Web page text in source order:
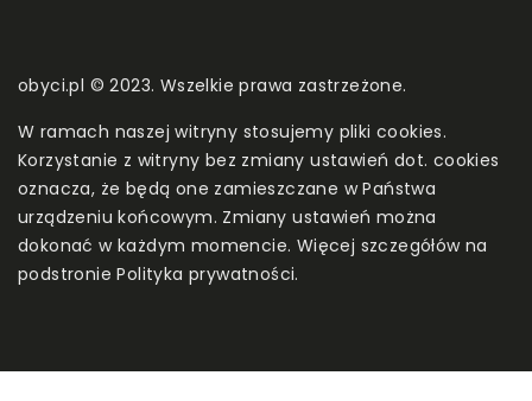
obyci.pl © 2023. Wszelkie prawa zastrzeżone.
W ramach naszej witryny stosujemy pliki cookies.
Korzystanie z witryny bez zmiany ustawień dot. cookies
oznacza, że będą one zamieszczane w Państwa
urządzeniu końcowym. Zmiany ustawień można
dokonać w każdym momencie. Więcej szczegółów na
podstroniePolityka prywatności.